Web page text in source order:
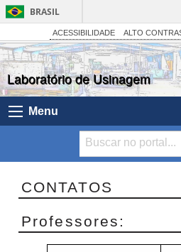
BRASIL
ACESSIBILIDADE ALTO
Laboratório de Usinagem
Menu
CONTATOS
Professores: